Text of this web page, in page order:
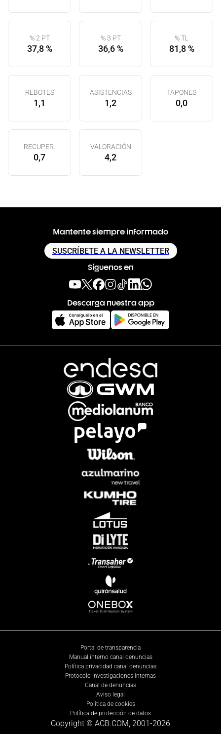
% 2 PT
37,8 %
% 3 PT
36,6 %
% TL
81,8 %
REBOTES
1,1
ASISTENCIAS
1,2
TAPONES
0,0
RECUPER.
0,7
VALORACIÓN
4,2
Mantente siempre informado
SUSCRÍBETE A LA NEWSLETTER
Síguenos en
Descarga nuestra app
Portal de transparencia
Manual interno canal denuncias
Política privacidad canal denuncias
Protocolo investigaciones internas
Canal de denuncias
Aviso legal
Política de cookies
Política de protección de datos
Copyright © ACB.COM, 2001-2026